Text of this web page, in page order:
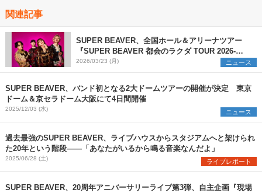
関連記事
SUPER BEAVER、全国ホール＆アリーナツアー
『SUPER BEAVER 都会のラクダ TOUR 2026-
2027 ～ラクダの人生、ゴーゴーゴー～』開催が決
定
2026/03/23 (月) ニュース
SUPER BEAVER、バンド初となる2大ドームツアーの開催が決定 東京
ドーム＆京セラドーム大阪にて4日間開催
2025/12/03 (水) ニュース
過去最強のSUPER BEAVER、ライブハウスからスタジアムへと架けられ
た20年という階段――「あなたがいるから鳴る音楽なんだよ」
2025/06/28 (土) ライブレポート
SUPER BEAVER、20周年アニバーサリーライブ第3弾、自主企画『現場